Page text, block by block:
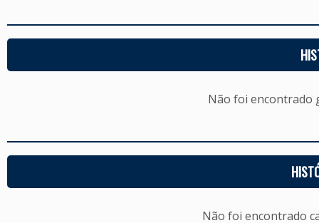
Não foi encontrado
Não foi encontrado